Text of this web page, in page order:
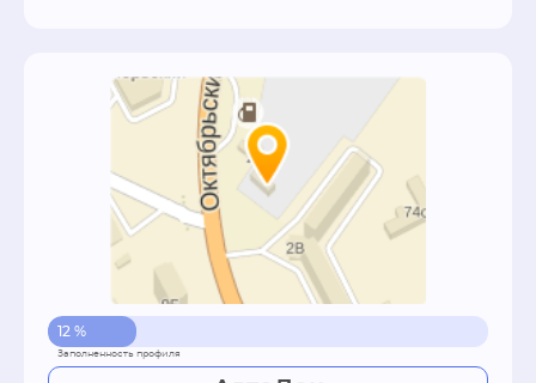
12 %